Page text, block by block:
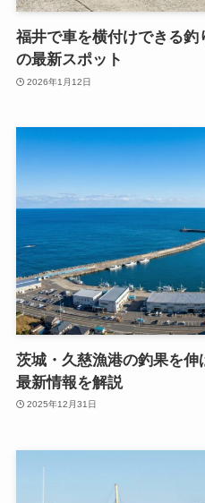
福井で車を横付けできる
の最新スポット
2026年1月12日
茨城・久慈漁港の釣果を伸
最新情報を解説
2025年12月31日